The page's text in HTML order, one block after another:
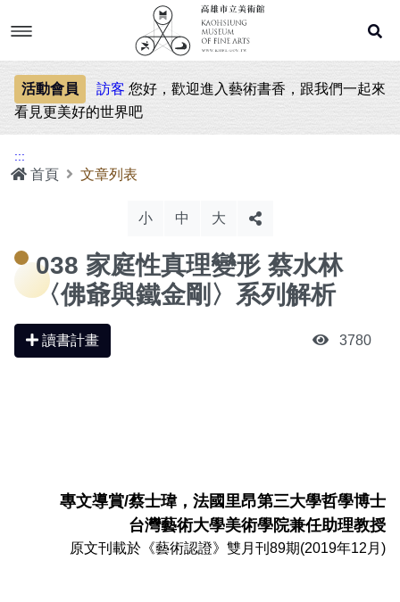
主
內
文章列表
讀書紀錄
讀書計畫
網站地圖 會員登入
活動會員 訪客 您好，歡迎進入藝術書香，跟我們一起來
看見更美好的世界吧
:::
首頁 文章列表
小 中 大
038 家庭性真理變形 蔡水林
〈佛爺與鐵金剛〉系列解析
讀書計畫 3780
專文導賞/蔡士瑋，法國里昂第三大學哲學博士
台灣藝術大學美術學院兼任助理教授
原文刊載於《藝術認證》雙月刊89期(2019年12月)